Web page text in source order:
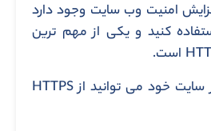
امنیت وب سایت وجود دارد
کنید و یکی از مهم ترین
با پیاده سازی SSL در سایت خود می توانید از HTTPS